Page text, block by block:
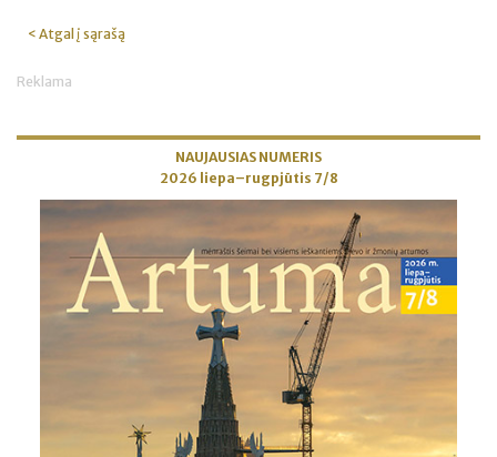
< Atgal į sąrašą
Reklama
NAUJAUSIAS NUMERIS
2026 liepa–rugpjūtis 7/8